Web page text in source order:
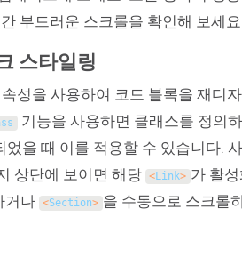
부드러운 스크롤을 확인해 보세
스타일링
속성을 사용하여 코드 블록을 재디
기능을 사용하면 클래스를 정의
을 때 이를 적용할 수 있습니다.
상단에 보이면 해당 <Link> 가 활
거나 <Section> 을 수동으로 스크롤